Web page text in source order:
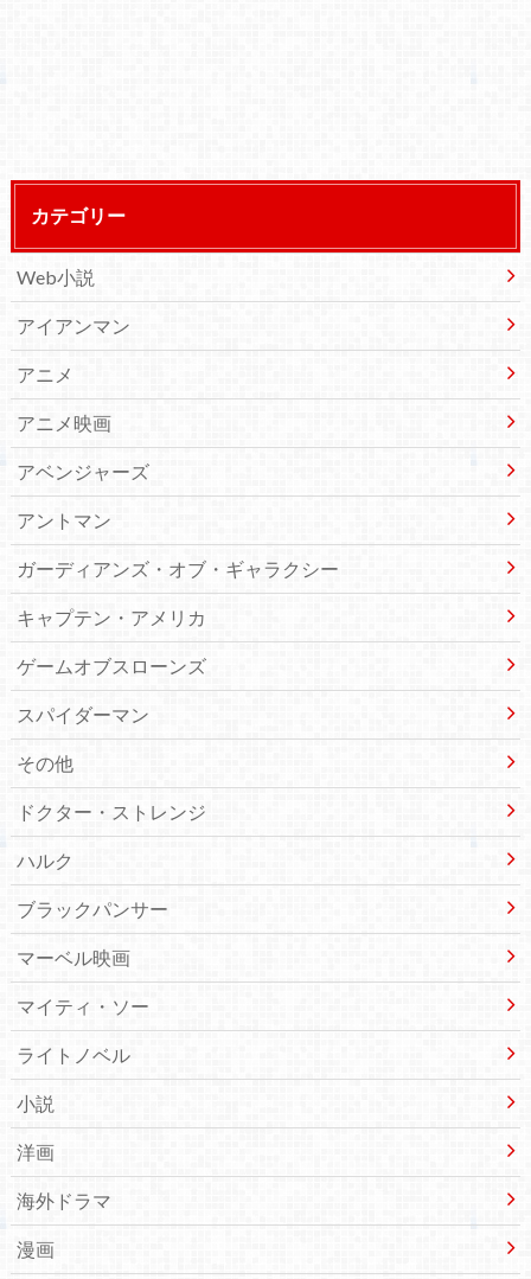
カテゴリー
Web小説
アイアンマン
アニメ
アニメ映画
アベンジャーズ
アントマン
ガーディアンズ・オブ・ギャラクシー
キャプテン・アメリカ
ゲームオブスローンズ
スパイダーマン
その他
ドクター・ストレンジ
ハルク
ブラックパンサー
マーベル映画
マイティ・ソー
ライトノベル
小説
洋画
海外ドラマ
漫画